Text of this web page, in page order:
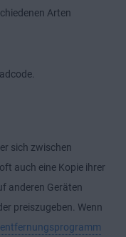
Arten
sich zwischen
auch eine Kopie ihrer
anderen Geräten
preiszugeben. Wenn